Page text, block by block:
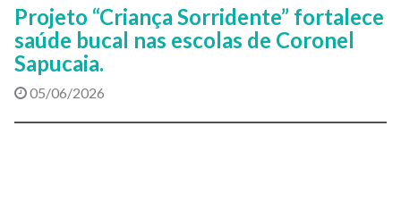
Projeto “Criança Sorridente” fortalece
saúde bucal nas escolas de Coronel
Sapucaia.
05/06/2026